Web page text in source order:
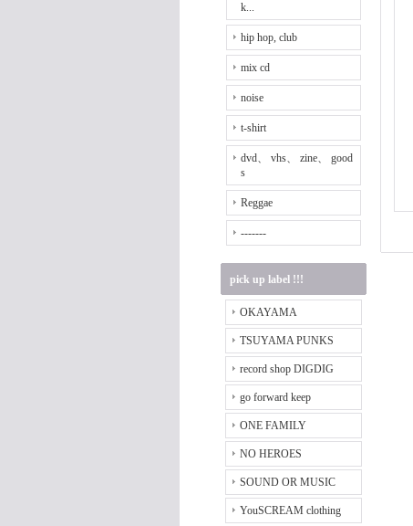
k...
hip hop, club
mix cd
noise
t-shirt
dvd、 vhs、 zine、 good
s
Reggae
-------
pick up label !!!
OKAYAMA
TSUYAMA PUNKS
record shop DIGDIG
go forward keep
ONE FAMILY
NO HEROES
SOUND OR MUSIC
YouSCREAM clothing